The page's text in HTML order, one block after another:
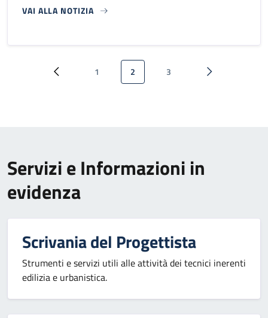
VAI ALLA NOTIZIA
Paginazione
Pagina precedente
Pagina
1 Pagina attuale
2 Pagina
3 Pagina
Servizi e Informazioni in
evidenza
Scrivania del Progettista
Strumenti e servizi utili alle attività dei tecnici inerenti
edilizia e urbanistica.